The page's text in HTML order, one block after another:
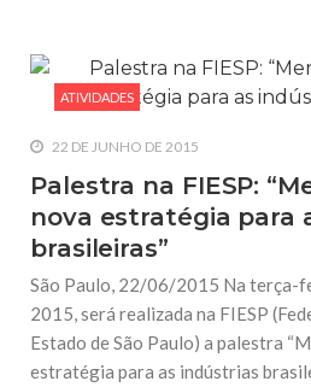
ATIVIDADES
22 DE JUNHO DE 2015
Palestra na FIESP:
nova estratégia para
brasileiras”
São Paulo, 22/06/2015 Na terça-
2015, será realizada na FIESP
Estado de São Paulo) a palestra
estratégia para as indústrias